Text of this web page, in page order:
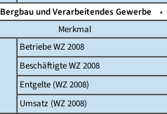
Bergbau und Verarbeitendes Gewerbe ▴
Merkmal
Betriebe WZ 2008
Beschäftigte WZ 2008
Entgelte (WZ 2008)
Umsatz (WZ 2008)